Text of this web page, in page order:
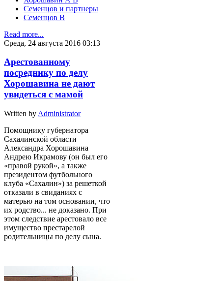
Семенцов и партнеры
Семенцов В
Read more...
Среда, 24 августа 2016 03:13
Арестованному
посреднику по делу
Хорошавина не дают
увидеться с мамой
Written by Administrator
Помощнику губернатора
Сахалинской области
Александра Хорошавина
Андрею Икрамову (он был его
«правой рукой», а также
президентом футбольного
клуба «Сахалин») за решеткой
отказали в свиданиях с
матерью на том основании, что
их родство... не доказано. При
этом следствие арестовало все
имущество престарелой
родительницы по делу сына.